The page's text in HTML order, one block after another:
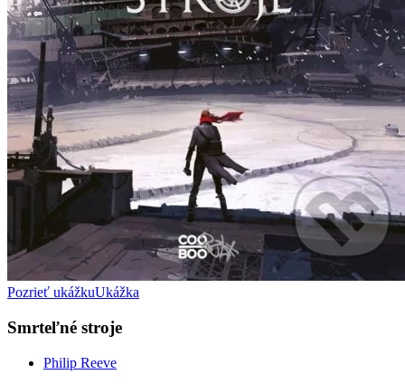
Pozrieť ukážkuUkážka
Smrteľné stroje
Philip Reeve